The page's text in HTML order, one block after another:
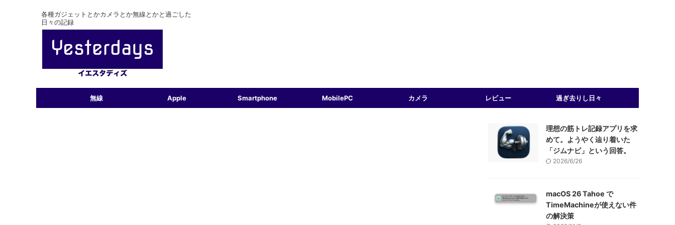
各種ガジェットとかカメラとか無線とかと過ごした
日々の記録
無線 Apple Smartphone MobilePC カメラ レビュー 過ぎ去りし日々
理想の筋トレ記録アプリを求
めて。ようやく辿り着いた
「ジムナビ」という回答。
2026/6/26
macOS 26 Tahoe で
TimeMachineが使えない件
の解決策